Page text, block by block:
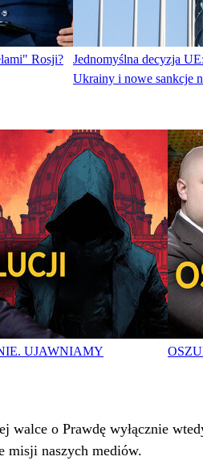
Rosji?
Jednomyślna decyzja
Ukrainy i nowe sankcje
UJAWNIAMY
walce o Prawdę wyłącznie
misji naszych mediów.